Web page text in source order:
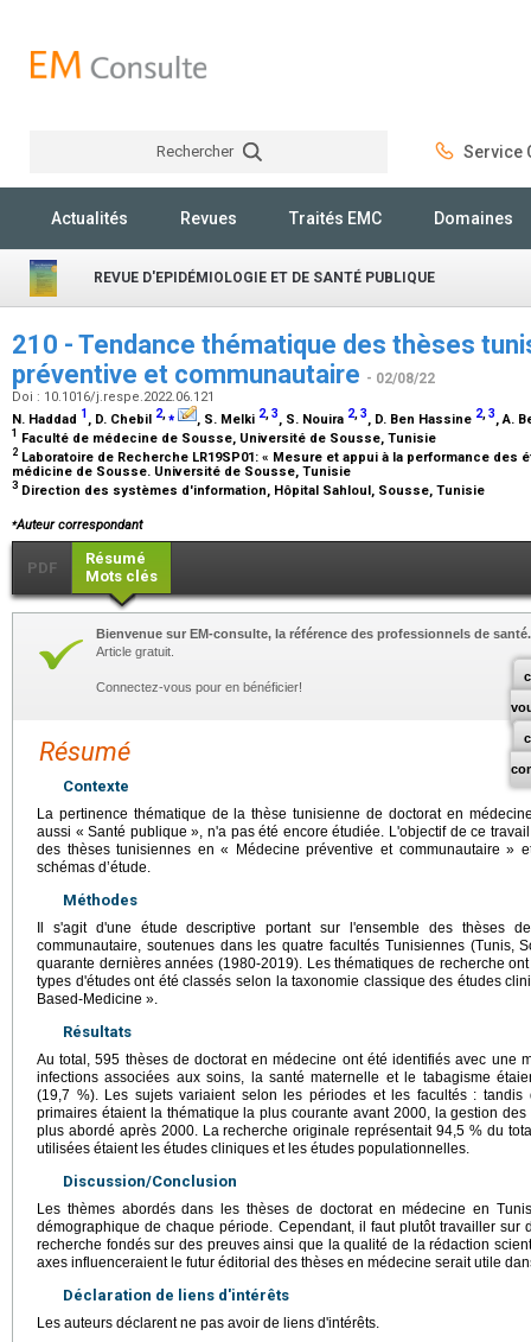
Rechercher Service
Actualités Revues Traités EMC Domaines
REVUE D'EPIDÉMIOLOGIE ET DE SANTÉ PUBLIQUE
210 - Tendance thématique des thèses
préventive et communautaire - 02/08/22
Doi : 10.1016/j.respe.2022.06.121
N. Haddad 1 , D. Chebil 2,⁎ , S. Melki 2,3, S. Nouira 2,3, D. Ben Hassine 2,3, A.
1 Faculté de médecine de Sousse, Université de Sousse, Tunisie
2 Laboratoire de Recherche LR19SP01: « Mesure et appui à la performance
médicine de Sousse. Université de Sousse, Tunisie
3 Direction des systèmes d'information, Hôpital Sahloul, Sousse, Tunisie
⁎Auteur correspondant
PDF
Résumé
Mots clés
Bienvenue sur EM-consulte, la référence des professionnels de santé.
Article gratuit.
Connectez-vous pour en bénéficier!
Résumé
Contexte
La pertinence thématique de la thèse tunisienne de doctorat en
aussi « Santé publique », n'a pas été encore étudiée. L'objectif de ce
des thèses tunisiennes en « Médecine préventive et communautaire »
schémas d’étude.
Méthodes
Il s'agit d'une étude descriptive portant sur l'ensemble des thèses
communautaire, soutenues dans les quatre facultés Tunisiennes (Tunis,
quarante dernières années (1980-2019). Les thématiques de recherche
types d'études ont été classés selon la taxonomie classique des études
Based-Medicine ».
Résultats
Au total, 595 thèses de doctorat en médecine ont été identifiés avec une
infections associées aux soins, la santé maternelle et le tabagisme
(19,7 %). Les sujets variaient selon les périodes et les facultés :
primaires étaient la thématique la plus courante avant 2000, la gestion
plus abordé après 2000. La recherche originale représentait 94,5 % du
utilisées étaient les études cliniques et les études populationnelles.
Discussion/Conclusion
Les thèmes abordés dans les thèses de doctorat en médecine en
démographique de chaque période. Cependant, il faut plutôt travailler sur
recherche fondés sur des preuves ainsi que la qualité de la rédaction
axes influenceraient le futur éditorial des thèses en médecine serait utile
Déclaration de liens d'intérêts
Les auteurs déclarent ne pas avoir de liens d'intérêts.